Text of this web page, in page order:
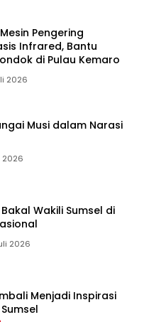
Pengering
Infrared, Bantu
di Pulau Kemaro
2026
Musi dalam Narasi
2026
Wakili Sumsel di
2026
Menjadi Inspirasi